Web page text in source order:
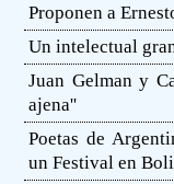
Proponen a
Un intelectual
Juan Gelman y
ajena''
Poetas de
un Festival en